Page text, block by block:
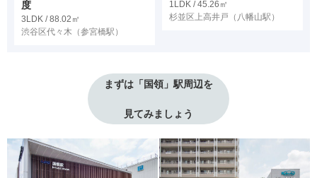
度
3LDK / 88.02㎡
渋谷区代々木 （参宮橋駅）
1LDK / 45.26㎡
杉並区上高井戸 （八幡山駅）
まずは「国領」駅周辺を
見てみましょう